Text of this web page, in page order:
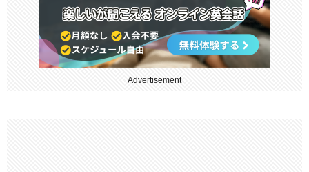
Advertisement